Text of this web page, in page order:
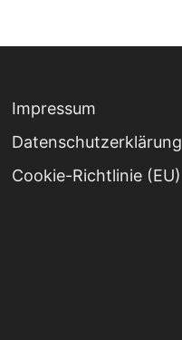
Impressum
Datenschutz­erklärung
Cookie-Richtlinie (EU)